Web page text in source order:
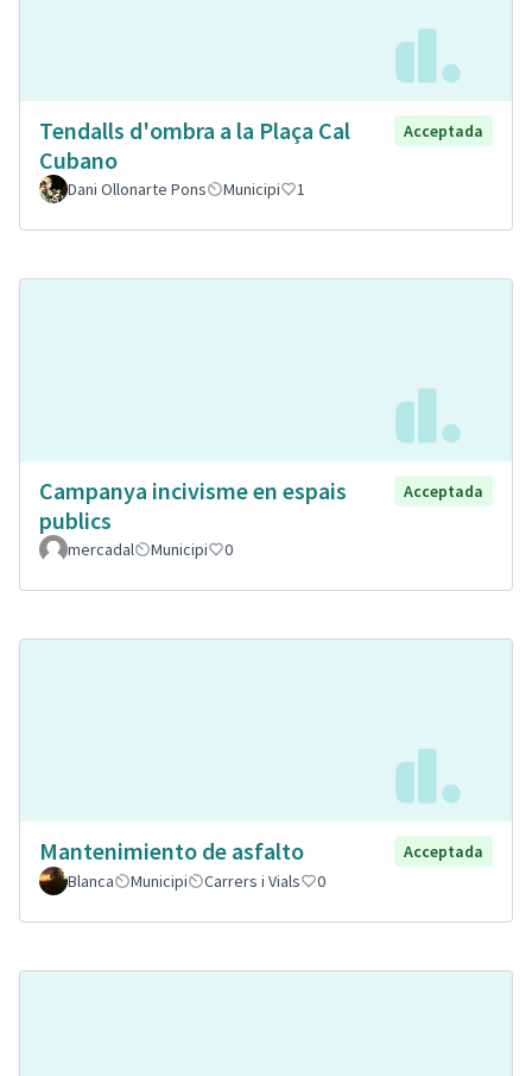
Tendalls d'ombra a la Plaça Cal
Cubano
Acceptada
Dani Ollonarte Pons Municipi 1
Campanya incivisme en espais
publics
Acceptada
mercadal Municipi 0
Mantenimiento de asfalto
Acceptada
Blanca
Municipi Carrers i Vials 0